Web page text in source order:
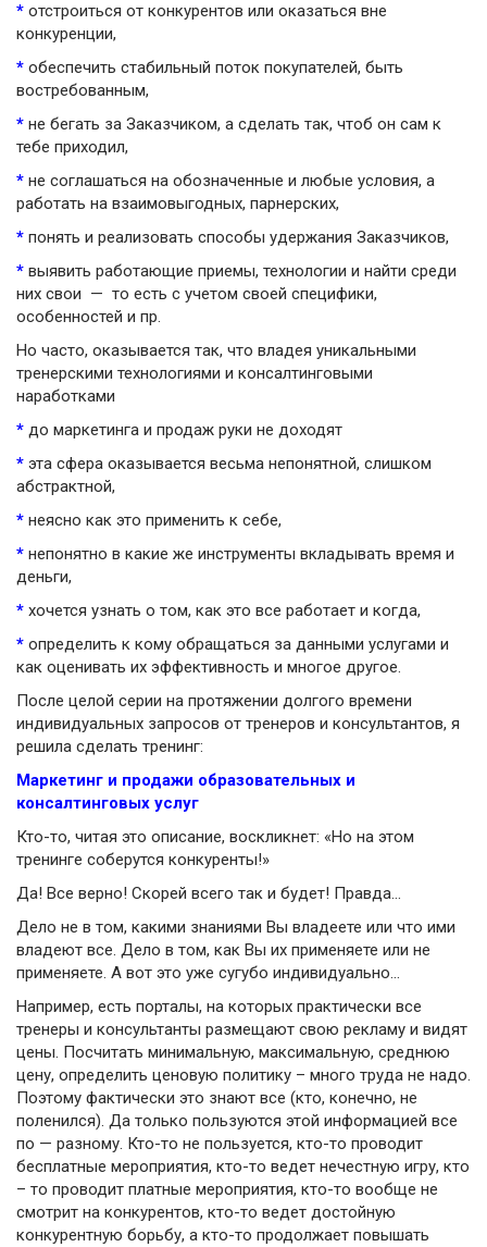
* отстроиться от конкурентов или оказаться вне
конкуренции,
* обеспечить стабильный поток покупателей, быть
востребованным,
* не бегать за Заказчиком, а сделать так, чтоб он сам к
тебе приходил,
* не соглашаться на обозначенные и любые условия, а
работать на взаимовыгодных, парнерских,
* понять и реализовать способы удержания Заказчиков,
* выявить работающие приемы, технологии и найти среди
них свои — то есть с учетом своей специфики,
особенностей и пр.
Но часто, оказывается так, что владея уникальными
тренерскими технологиями и консалтинговыми
наработками
* до маркетинга и продаж руки не доходят
* эта сфера оказывается весьма непонятной, слишком
абстрактной,
* неясно как это применить к себе,
* непонятно в какие же инструменты вкладывать время и
деньги,
* хочется узнать о том, как это все работает и когда,
* определить к кому обращаться за данными услугами и
как оценивать их эффективность и многое другое.
После целой серии на протяжении долгого времени
индивидуальных запросов от тренеров и консультантов, я
решила сделать тренинг:
Маркетинг и продажи образовательных и
консалтинговых услуг
Кто-то, читая это описание, воскликнет: «Но на этом
тренинге соберутся конкуренты!»
Да! Все верно! Скорей всего так и будет! Правда…
Дело не в том, какими знаниями Вы владеете или что ими
владеют все. Дело в том, как Вы их применяете или не
применяете. А вот это уже сугубо индивидуально…
Например, есть порталы, на которых практически все
тренеры и консультанты размещают свою рекламу и видят
цены. Посчитать минимальную, максимальную, среднюю
цену, определить ценовую политику – много труда не надо.
Поэтому фактически это знают все (кто, конечно, не
поленился). Да только пользуются этой информацией все
по — разному. Кто-то не пользуется, кто-то проводит
бесплатные мероприятия, кто-то ведет нечестную игру, кто
– то проводит платные мероприятия, кто-то вообще не
смотрит на конкурентов, кто-то ведет достойную
конкурентную борьбу, а кто-то продолжает повышать